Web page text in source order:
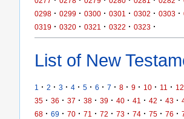
0298 · 0299 · 0300 · 0301 · 0302 · 0303 ·
0319 · 0320 · 0321 · 0322 · 0323 ·
List of New
1 · 2 · 3 · 4 · 5 · 6 · 7 · 8 · 9 · 10 · 11 · 12
35 · 36 · 37 · 38 · 39 · 40 · 41 · 42 · 43 ·
68 · 69 · 70 · 71 · 72 · 73 · 74 · 75 · 76 ·